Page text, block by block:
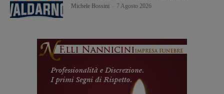
Michele Bossini 7 Agosto 2026